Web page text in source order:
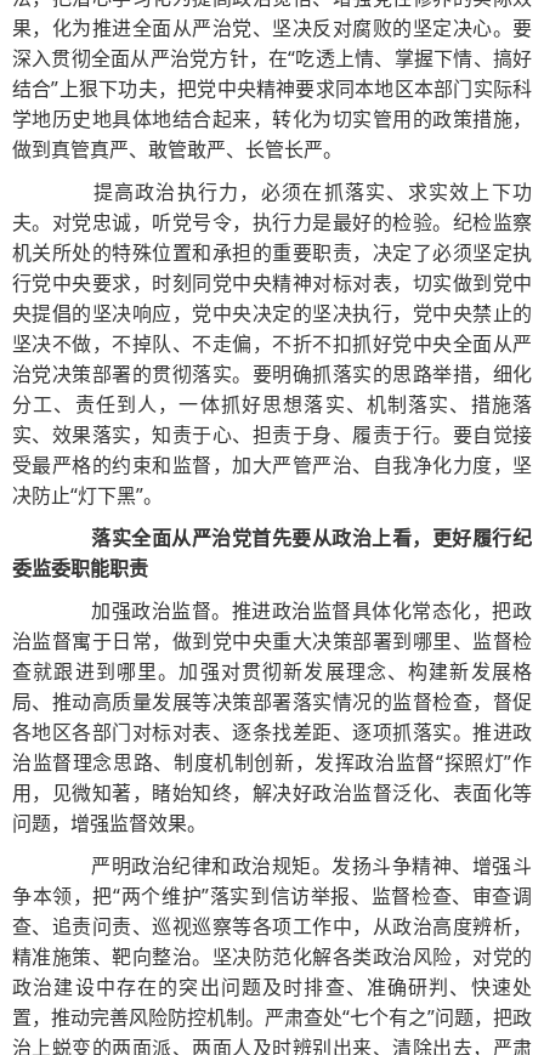
果，化为推进全面从严治党、坚决反对腐败的坚定决心。要
深入贯彻全面从严治党方针，在“吃透上情、掌握下情、搞好
结合”上狠下功夫，把党中央精神要求同本地区本部门实际科
学地历史地具体地结合起来，转化为切实管用的政策措施，
做到真管真严、敢管敢严、长管长严。
提高政治执行力，必须在抓落实、求实效上下功
夫。对党忠诚，听党号令，执行力是最好的检验。纪检监察
机关所处的特殊位置和承担的重要职责，决定了必须坚定执
行党中央要求，时刻同党中央精神对标对表，切实做到党中
央提倡的坚决响应，党中央决定的坚决执行，党中央禁止的
坚决不做，不掉队、不走偏，不折不扣抓好党中央全面从严
治党决策部署的贯彻落实。要明确抓落实的思路举措，细化
分工、责任到人，一体抓好思想落实、机制落实、措施落
实、效果落实，知责于心、担责于身、履责于行。要自觉接
受最严格的约束和监督，加大严管严治、自我净化力度，坚
决防止“灯下黑”。
落实全面从严治党首先要从政治上看，更好履行纪
委监委职能职责
加强政治监督。推进政治监督具体化常态化，把政
治监督寓于日常，做到党中央重大决策部署到哪里、监督检
查就跟进到哪里。加强对贯彻新发展理念、构建新发展格
局、推动高质量发展等决策部署落实情况的监督检查，督促
各地区各部门对标对表、逐条找差距、逐项抓落实。推进政
治监督理念思路、制度机制创新，发挥政治监督“探照灯”作
用，见微知著，睹始知终，解决好政治监督泛化、表面化等
问题，增强监督效果。
严明政治纪律和政治规矩。发扬斗争精神、增强斗
争本领，把“两个维护”落实到信访举报、监督检查、审查调
查、追责问责、巡视巡察等各项工作中，从政治高度辨析，
精准施策、靶向整治。坚决防范化解各类政治风险，对党的
政治建设中存在的突出问题及时排查、准确研判、快速处
置，推动完善风险防控机制。严肃查处“七个有之”问题，把政
治上蜕变的两面派、两面人及时辨别出来、清除出去，严肃